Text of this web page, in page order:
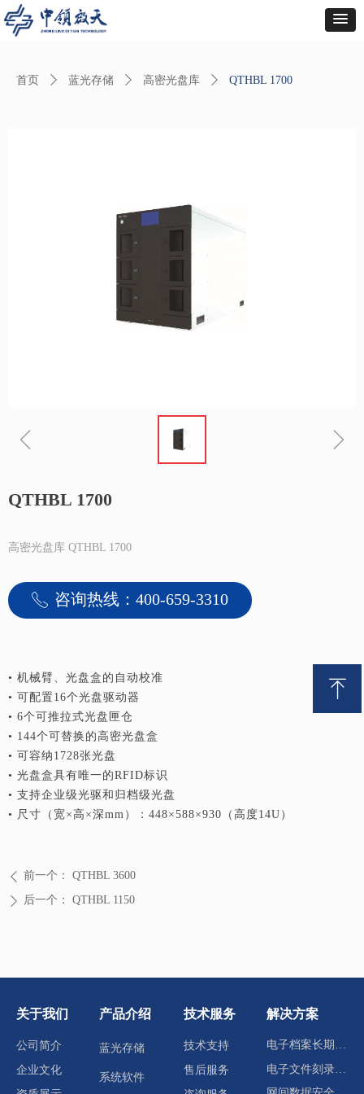
首页 ꄲ 蓝光存储 ꄲ 高密光盘库 ꄲ QTHBL 1700
ꁆ ꁇ
QTHBL 1700
高密光盘库 QTHBL 1700
ꂅ 咨询热线：400-659-3310
ꄴ 前一个： QTHBL 3600
ꄲ 后一个： QTHBL 1150
• 机械臂、光盘盒的自动校准
• 可配置16个光盘驱动器
• 6个可推拉式光盘匣仓
• 144个可替换的高密光盘盒
• 可容纳1728张光盘
• 光盘盒具有唯一的RFID标识
• 支持企业级光驱和归档级光盘
• 尺寸（宽×高×深mm）：448×588×930（高度14U）
关于我们
公司简介
企业文化
产品介绍
蓝光存储
系统软件
技术服务
技术支持
售后服务
解决方案
电子档案长期归档存储
ꁸ